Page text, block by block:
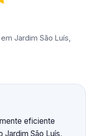
Jardim São Luís,
eficiente
Jardim São Luís,